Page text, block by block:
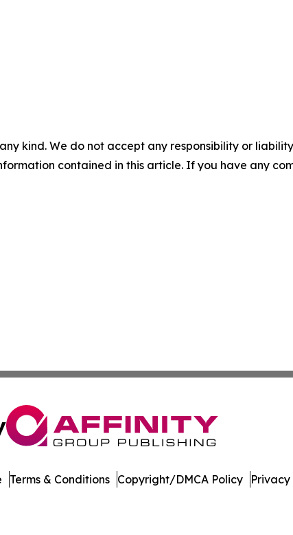
kind. We do not accept any responsibility or
contained in this article. If you have any
Terms & Conditions Copyright/DMCA Policy